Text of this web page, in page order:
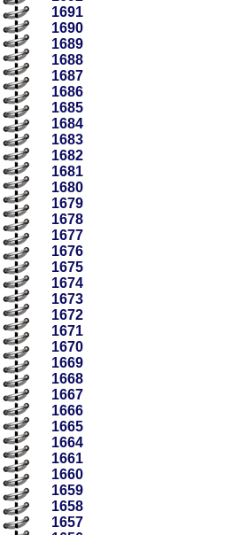
1691
1690
1689
1688
1687
1686
1685
1684
1683
1682
1681
1680
1679
1678
1677
1676
1675
1674
1673
1672
1671
1670
1669
1668
1667
1666
1665
1664
1661
1660
1659
1658
1657